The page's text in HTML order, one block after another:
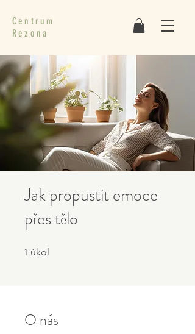
Centrum
Rezona
Jak propustit emoce
přes tělo
1 úkol
O nás